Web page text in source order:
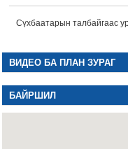
Сүхбаатарын талбайгаас
ВИДЕО БА ПЛАН ЗУРАГ
БАЙРШИЛ